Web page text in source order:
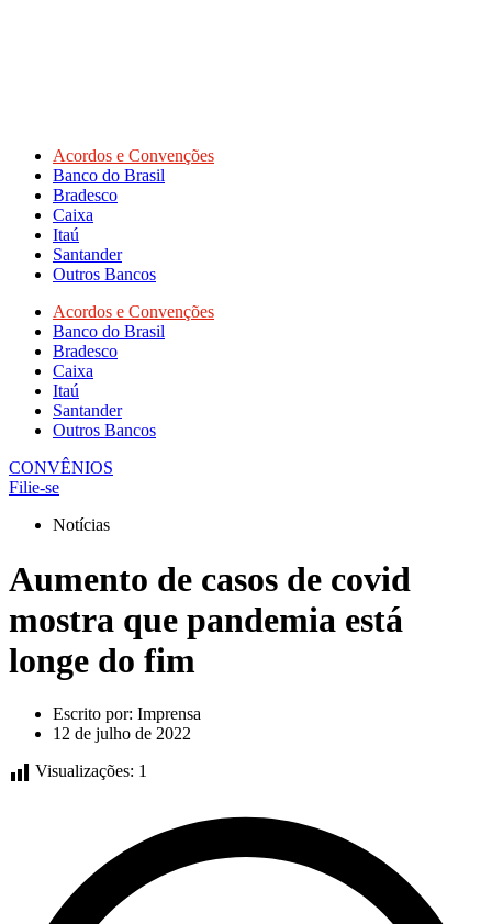
Acordos e Convenções
Banco do Brasil
Bradesco
Caixa
Itaú
Santander
Outros Bancos
Acordos e Convenções
Banco do Brasil
Bradesco
Caixa
Itaú
Santander
Outros Bancos
CONVÊNIOS
Filie-se
Notícias
Aumento de casos de covid
mostra que pandemia está
longe do fim
Escrito por: Imprensa
12 de julho de 2022
Visualizações: 1